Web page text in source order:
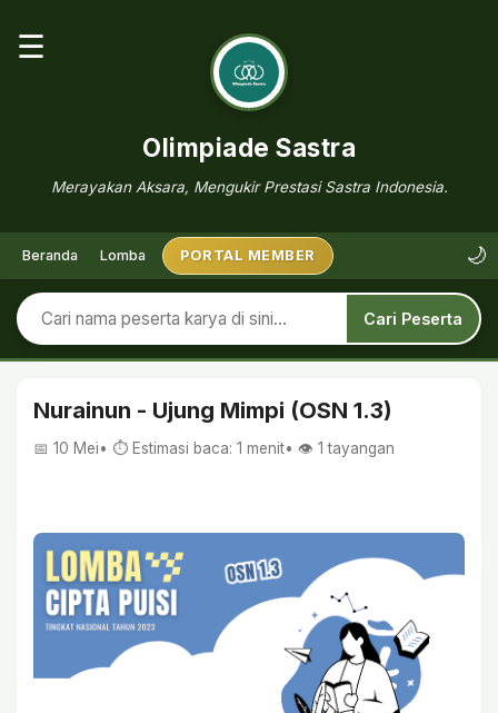
☰
Olimpiade Sastra
Merayakan Aksara, Mengukir Prestasi Sastra Indonesia.
Beranda Lomba PORTAL MEMBER 🌙
Cari Peserta
Nurainun - Ujung Mimpi (OSN 1.3)
📅 10 Mei• ⏱ Estimasi baca: 1 menit• 👁️ 1 tayangan